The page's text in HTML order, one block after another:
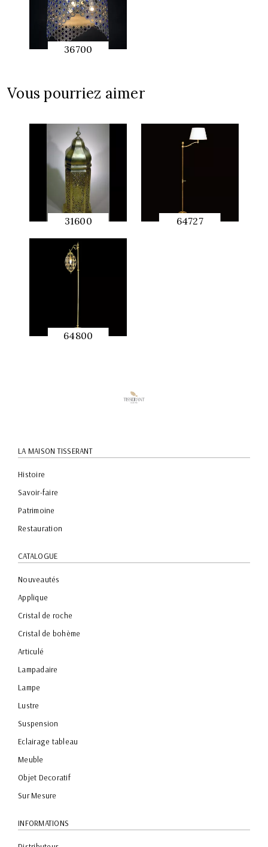
36700
Vous pourriez aimer
31600
APERÇU
RAPIDE
64727
64800
LA MAISON TISSERANT
Histoire
Savoir-faire
Patrimoine
Restauration
CATALOGUE
Nouveautés
Applique
Cristal de roche
Cristal de bohème
Articulé
Lampadaire
Lampe
Lustre
Suspension
Eclairage tableau
Meuble
Objet Decoratif
Sur Mesure
INFORMATIONS